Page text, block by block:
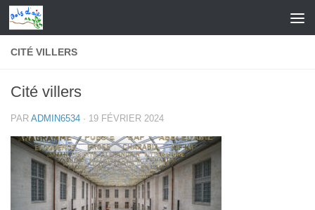
Skip to content
CITÉ VILLERS
Cité villers
PAR ADMIN6534 · 19 FÉVRIER 2024